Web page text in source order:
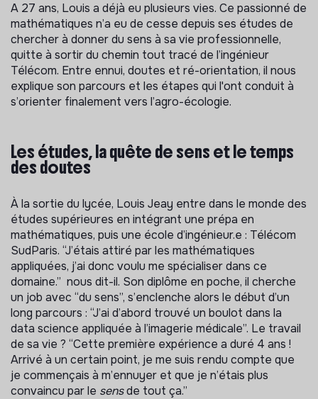
A 27 ans, Louis a déjà eu plusieurs vies. Ce passionné de
mathématiques n’a eu de cesse depuis ses études de
chercher à donner du sens à sa vie professionnelle,
quitte à sortir du chemin tout tracé de l’ingénieur
Télécom. Entre ennui, doutes et ré-orientation, il nous
explique son parcours et les étapes qui l'ont conduit à
s’orienter finalement vers l’agro-écologie.
Les études, la quête de sens et le temps
des doutes
À la sortie du lycée, Louis Jeay entre dans le monde des
études supérieures en intégrant une prépa en
mathématiques, puis une école d’ingénieur.e : Télécom
SudParis. “J’étais attiré par les mathématiques
appliquées, j’ai donc voulu me spécialiser dans ce
domaine.” nous dit-il. Son diplôme en poche, il cherche
un job avec “du sens”, s’enclenche alors le début d’un
long parcours : “J’ai d’abord trouvé un boulot dans la
data science appliquée à l’imagerie médicale”. Le travail
de sa vie ? “Cette première expérience a duré 4 ans !
Arrivé à un certain point, je me suis rendu compte que
je commençais à m’ennuyer et que je n’étais plus
convaincu par le sensde tout ça.”